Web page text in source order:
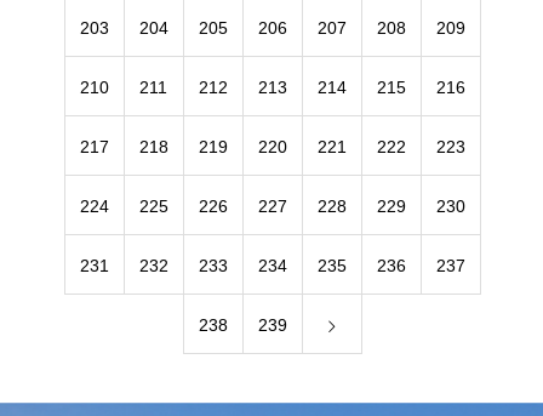
203 204 205 206 207 208 209
210 211 212 213 214 215 216
217 218 219 220 221 222 223
224 225 226 227 228 229 230
231 232 233 234 235 236 237
238 239